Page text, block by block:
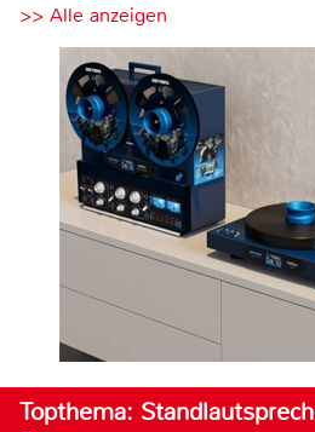
>> Alle anzeigen
Topthema: